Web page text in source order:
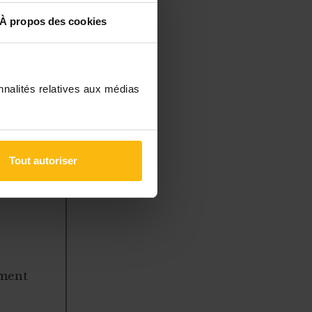
À propos des cookies
relatives aux médias
Tout autoriser
.
des